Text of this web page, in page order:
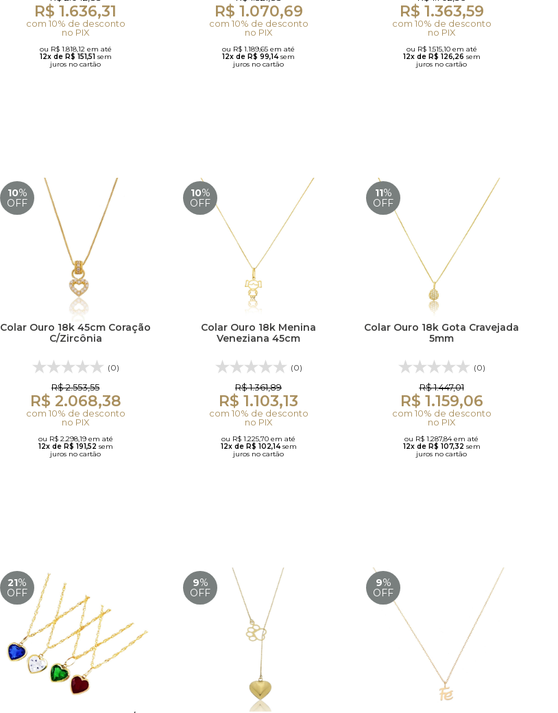
R$ 1.636,31
com 10% de desconto
no PIX
ou R$ 1.818,12 em até
12x de R$ 151,51 sem
juros no cartão
R$ 1.070,69
com 10% de desconto
no PIX
ou R$ 1.189,65 em até
12x de R$ 99,14sem
juros no cartão
R$ 1.363,59
com 10% de desconto
no PIX
ou R$ 1.515,10 em até
12x de R$ 126,26 sem
juros no cartão
10%
OFF
Colar Ouro 18k 45cm Coração
C/Zircônia
(0)
R$ 2.553,55
R$ 2.068,38
com 10% de desconto
no PIX
ou R$ 2.298,19 em até
12x de R$ 191,52 sem
juros no cartão
10%
OFF
Colar Ouro 18k Menina
Veneziana 45cm
(0)
R$ 1.361,89
R$ 1.103,13
com 10% de desconto
no PIX
ou R$ 1.225,70 em até
12x de R$ 102,14sem
juros no cartão
11%
OFF
Colar Ouro 18k Gota Cravejada
5mm
(0)
R$ 1.447,01
R$ 1.159,06
com 10% de desconto
no PIX
ou R$ 1.287,84 em até
12x de R$ 107,32 sem
juros no cartão
21%
OFF
9%
OFF
9%
OFF